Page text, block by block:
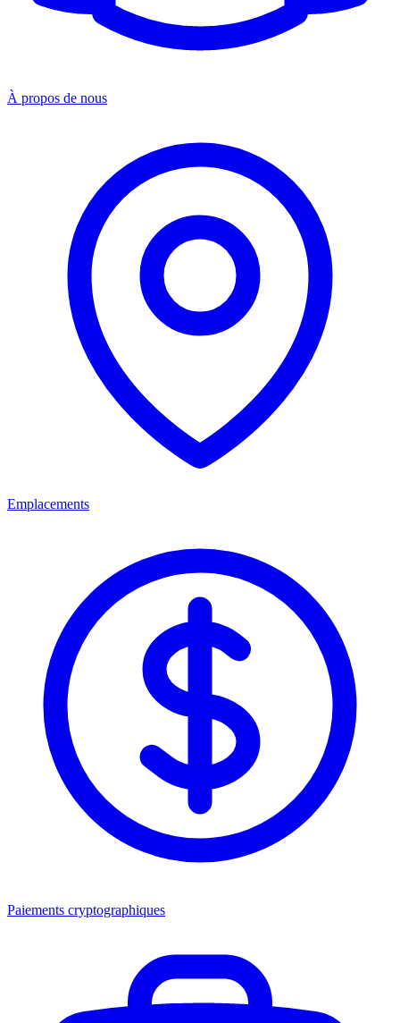
À propos de nous
Emplacements
Paiements cryptographiques